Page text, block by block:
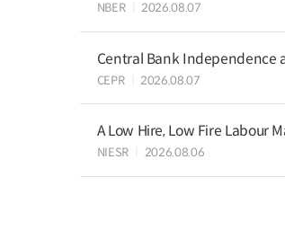
NBER 2026.08.07
Central Bank Independence
CEPR 2026.08.07
A Low Hire, Low Fire Labour
NIESR 2026.08.06